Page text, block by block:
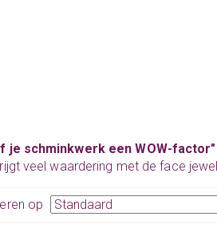
je schminkwerk een WOW-
veel waardering met de face
op